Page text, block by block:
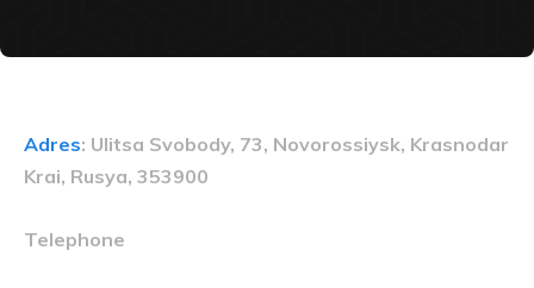
Adres: Ulitsa Svobody, 73, Novorossiysk, Krasnodar
Krai, Rusya, 353900
Telephone